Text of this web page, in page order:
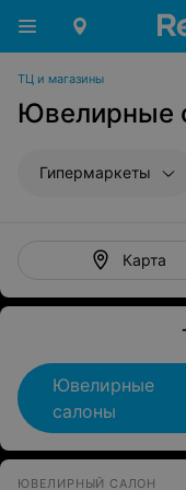
ТЦ и магазины
Ювелирные
Гипермаркеты
Карта
Ювелирные
салоны
ЮВЕЛИРНЫЙ САЛОН